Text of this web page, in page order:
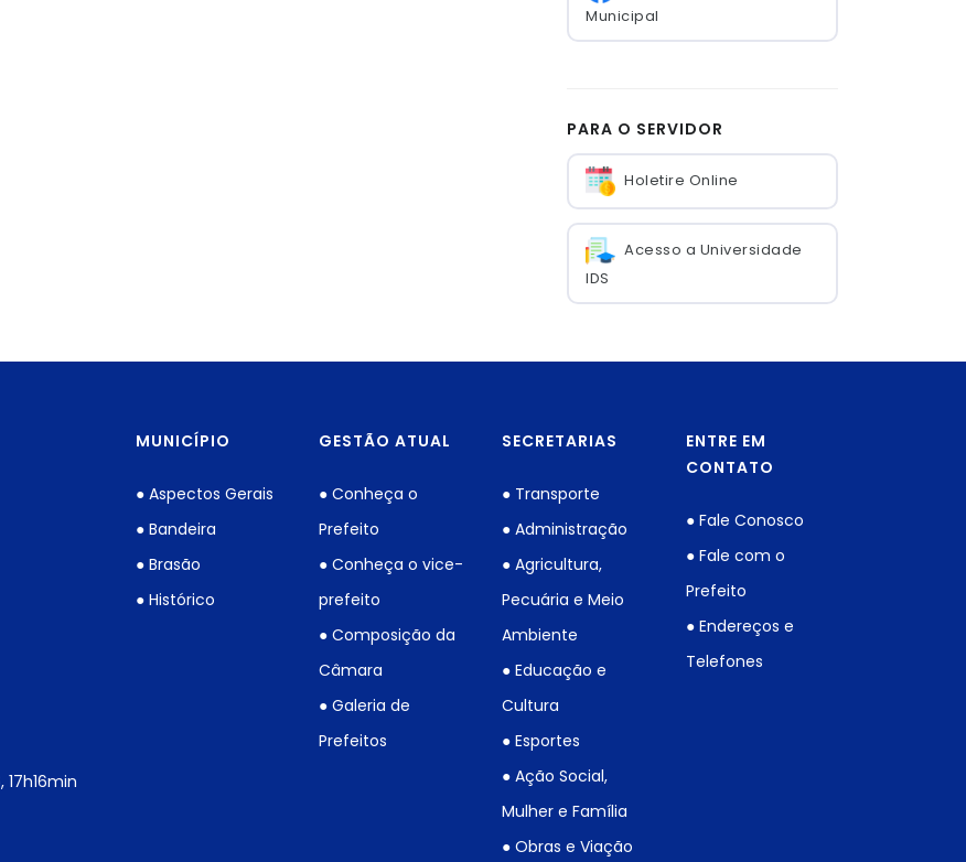
Municipal
PARA O SERVIDOR
Holetire Online
Acesso a Universidade
IDS
MUNICÍPIO
● Aspectos Gerais
● Bandeira
● Brasão
● Histórico
GESTÃO ATUAL
● Conheça o
Prefeito
● Conheça o vice-
prefeito
● Composição da
Câmara
● Galeria de
Prefeitos
SECRETARIAS
● Transporte
● Administração
● Agricultura,
Pecuária e Meio
Ambiente
● Educação e
Cultura
● Esportes
● Ação Social,
Mulher e Família
● Obras e Viação
ENTRE EM
CONTATO
● Fale Conosco
● Fale com o
Prefeito
● Endereços e
Telefones